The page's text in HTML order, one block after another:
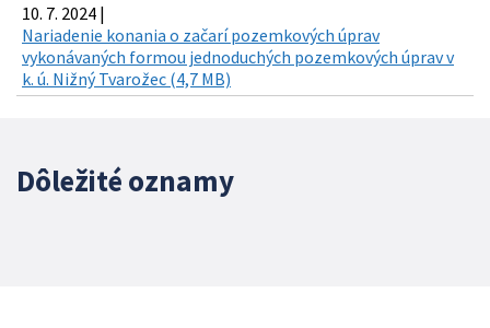
10. 7. 2024 |
Nariadenie konania o začarí pozemkových úprav
vykonávaných formou jednoduchých pozemkových úprav v
k. ú. Nižný Tvarožec (4,7 MB)
Dôležité oznamy